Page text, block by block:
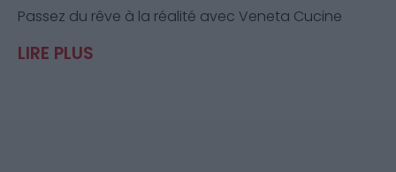
Passez du rêve à la réalité avec Veneta Cucine
LIRE PLUS